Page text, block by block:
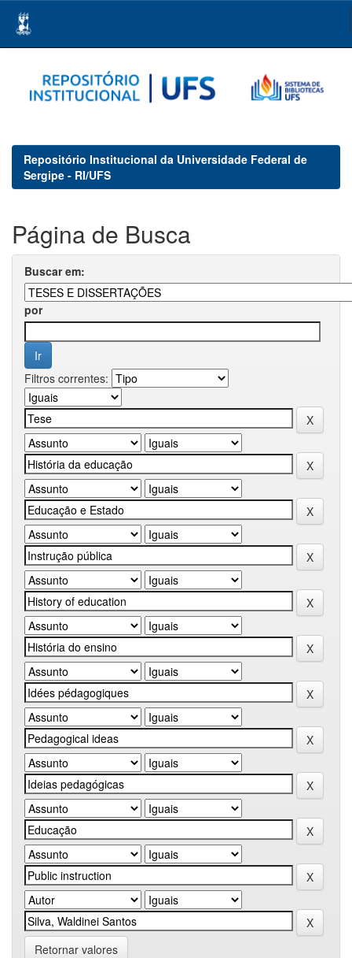
navigation
Repositório Institucional da Universidade Federal de
Sergipe - RI/UFS
Página de Busca
Buscar em:
por
Filtros correntes:
Retornar valores